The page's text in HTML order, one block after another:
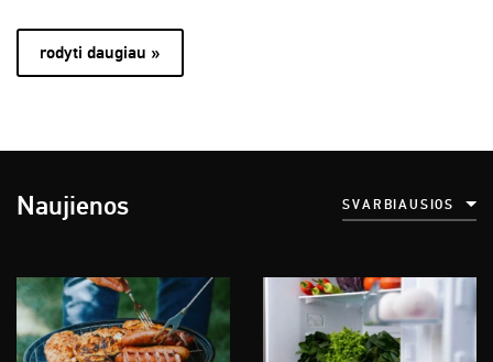
rodyti daugiau »
Naujienos SVARBIAUSIOS